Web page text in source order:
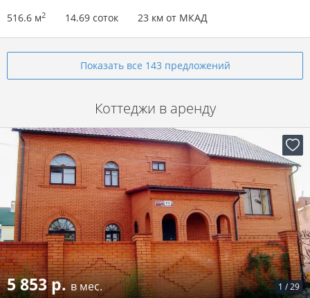
516.6 м2 14.69 соток 23 км от МКАД
Показать все 143 предложений
Коттеджи в аренду
1 /29
5 853 р.в мес.